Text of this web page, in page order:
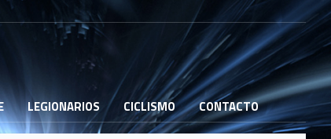
LEGIONARIOS CICLISMO CONTACTO